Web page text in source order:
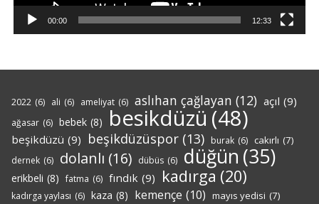
00:00 12:33
2022 (6) ali (6) ameliyat (6) aslıhan çağlayan (12) açıl (9)
ağasar (6) bebek (8) besikdüzü (48)
beşikdüzü (9) beşikdüzüspor (13) burak (6) cakırlı (7)
dernek (6) dolanlı (16) dübüs (6) düğün (35)
erikbeli (8) fatma (6) fındık (9) kadırga (20)
kadırga yaylası (6) kaza (8) kemençe (10) mayıs yedisi (7)